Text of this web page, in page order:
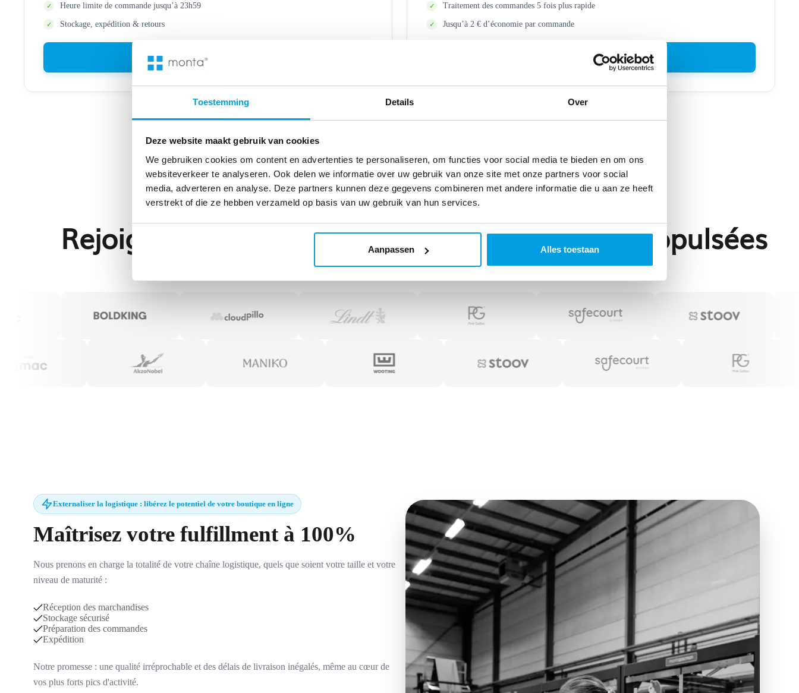
Toestemming Details Over
Deze website maakt gebruik van cookies
We gebruiken cookies om content en advertenties te personaliseren, om functies voor social media te bieden en om ons
websiteverkeer te analyseren. Ook delen we informatie over uw gebruik van onze site met onze partners voor social
media, adverteren en analyse. Deze partners kunnen deze gegevens combineren met andere informatie die u aan ze heeft
verstrekt of die ze hebben verzameld op basis van uw gebruik van hun services.
Aanpassen Alles toestaan
Heure limite de commande jusqu’à 23h59
Stockage, expédition & retours
Découvrir Monta
Traitement des commandes 5 fois plus rapide
Jusqu’à 2 € d’économie par commande
Découvrir MontaWMS→
Rejoignez plus de3 000boutiques en ligne propulsées
Externaliser la logistique : libérez le potentiel de votre boutique en ligne
Maîtrisez votre fulfillment à 100%
Nous prenons en charge la totalité de votre chaîne logistique, quels que soient votre taille et votre
niveau de maturité :
Réception des marchandises
Stockage sécurisé
Préparation des commandes
Expédition
Notre promesse : une qualité irréprochable et des délais de livraison inégalés, même au cœur de
vos plus forts pics d'activité.